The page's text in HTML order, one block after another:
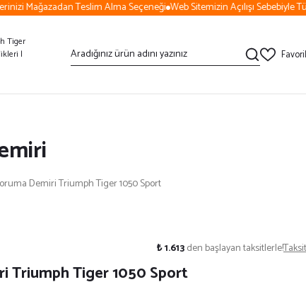
Mağazadan Teslim Alma Seçeneği Web Sitemizin Açılışı Sebebiyle
Demiri Triumph Tiger 1050 Sport
Triumph Tiger 1050 Sport
₺ 1.613den başlayan taksitlerle!